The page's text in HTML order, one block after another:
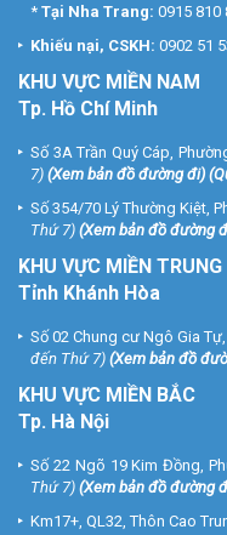
* Tại Nha Trang: 0915 810
Khiếu nại, CSKH: 0902 51
KHU VỰC MIỀN NAM
Tp. Hồ Chí Minh
Số 3A Trần Quý Cáp,
7) (Xem bản đồ đường đi)
Số 354/70 Lý Thường Kiệt,
Thứ 7) (Xem bản đồ đường
KHU VỰC MIỀN TRUNG
Tỉnh Khánh Hòa
Số 02 Chung cư Ngô Gia
đến Thứ 7) (Xem bản đồ
KHU VỰC MIỀN BẮC
Tp. Hà Nội
Số 22 Ngõ 19 Kim Đồng,
Thứ 7) (Xem bản đồ đường
Km17+, QL32, Thôn Cao